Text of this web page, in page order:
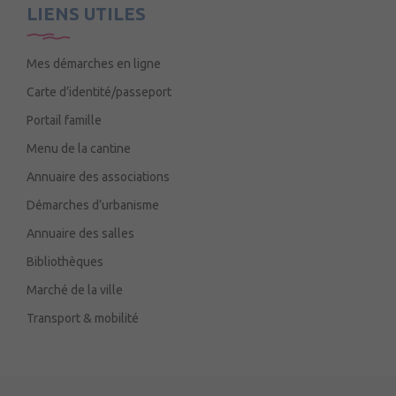
LIENS UTILES
Mes démarches en ligne
Carte d’identité/passeport
Portail famille
Menu de la cantine
Annuaire des associations
Démarches d’urbanisme
Annuaire des salles
Bibliothèques
Marché de la ville
Transport & mobilité